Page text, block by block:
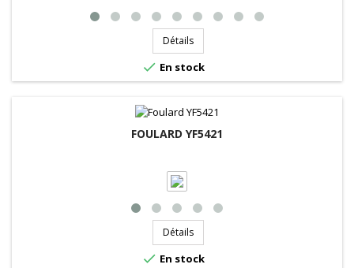
Détails
 En stock
FOULARD YF5421
Détails
 En stock